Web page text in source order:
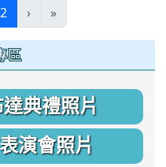
2(current)
› »
區
典禮照片
演會照片